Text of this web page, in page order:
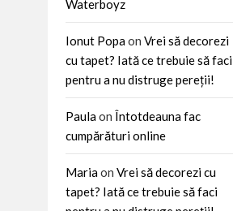
Waterboyz
Ionut Popaon Vrei să decorezi
cu tapet? Iată ce trebuie să faci
pentru a nu distruge pereții!
Paulaon Întotdeauna fac
cumpărături online
Mariaon Vrei să decorezi cu
tapet? Iată ce trebuie să faci